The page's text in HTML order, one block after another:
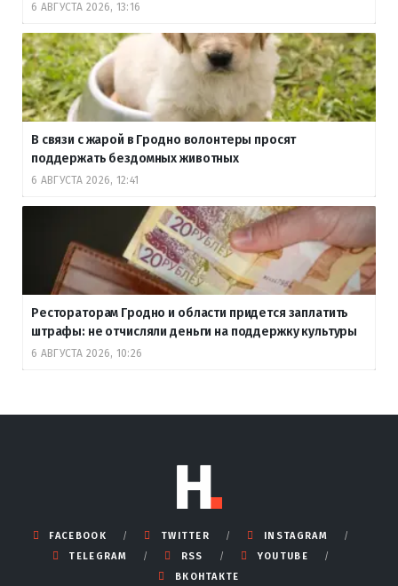
6 АВГУСТА 2026, 13:16
В связи с жарой в Гродно волонтеры просят
поддержать бездомных животных
6 АВГУСТА 2026, 12:41
Рестораторам Гродно и области придется заплатить
штрафы: не отчисляли деньги на поддержку культуры
6 АВГУСТА 2026, 10:26
FACEBOOK TWITTER
INSTAGRAM
TELEGRAM
RSS
YOUTUBE
ВКОНТАКТЕ